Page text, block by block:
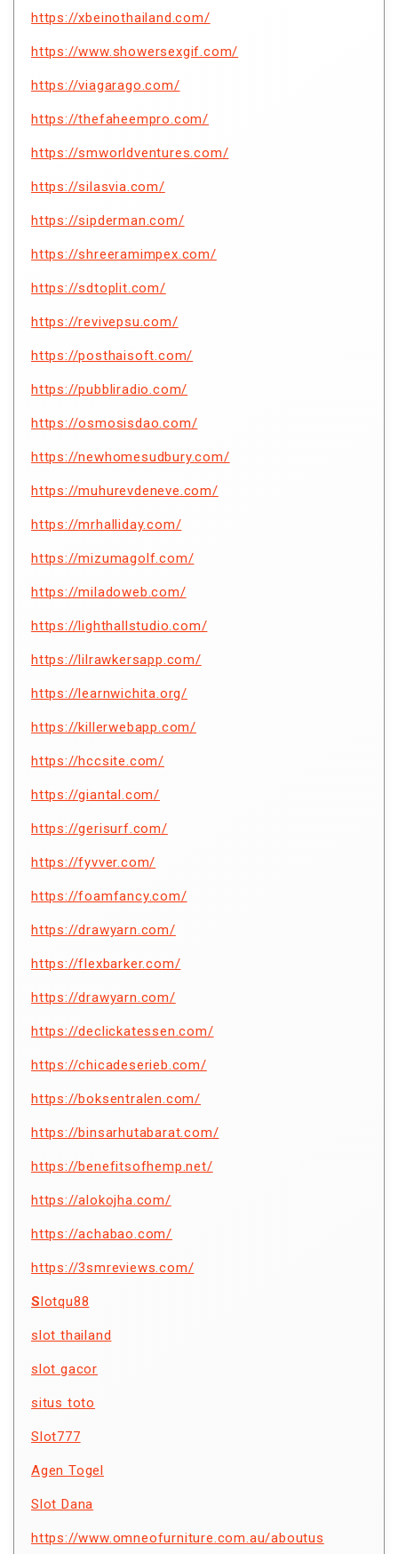
https://xbeinothailand.com/
https://www.showersexgif.com/
https://viagarago.com/
https://thefaheempro.com/
https://smworldventures.com/
https://silasvia.com/
https://sipderman.com/
https://shreeramimpex.com/
https://sdtoplit.com/
https://revivepsu.com/
https://posthaisoft.com/
https://pubbliradio.com/
https://osmosisdao.com/
https://newhomesudbury.com/
https://muhurevdeneve.com/
https://mrhalliday.com/
https://mizumagolf.com/
https://miladoweb.com/
https://lighthallstudio.com/
https://lilrawkersapp.com/
https://learnwichita.org/
https://killerwebapp.com/
https://hccsite.com/
https://giantal.com/
https://gerisurf.com/
https://fyvver.com/
https://foamfancy.com/
https://drawyarn.com/
https://flexbarker.com/
https://drawyarn.com/
https://declickatessen.com/
https://chicadeserieb.com/
https://boksentralen.com/
https://binsarhutabarat.com/
https://benefitsofhemp.net/
https://alokojha.com/
https://achabao.com/
https://3smreviews.com/
Slotqu88
slot thailand
slot gacor
situs toto
Slot777
Agen Togel
Slot Dana
https://www.omneofurniture.com.au/aboutus